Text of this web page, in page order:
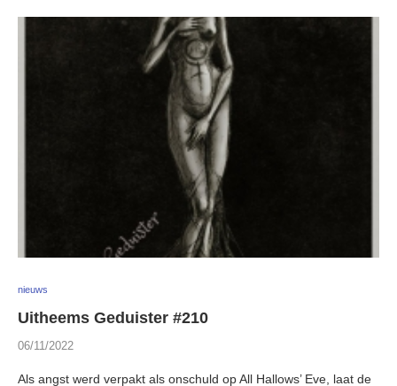
nieuws
Uitheems Geduister #210
06/11/2022
Als angst werd verpakt als onschuld op All Hallows’ Eve, laat de